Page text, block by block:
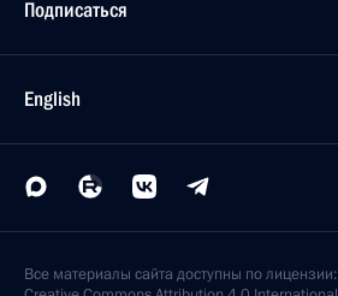
Подписаться
English
Все материалы сайта доступны по лицензии: